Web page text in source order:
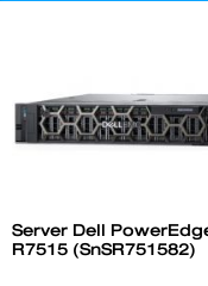
Server Dell
R7515 (SnSR751582)